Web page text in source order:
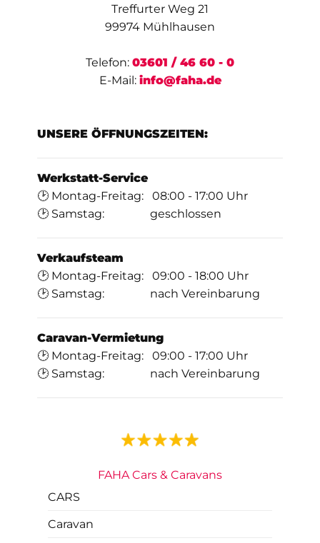
Treffurter Weg 21
99974 Mühlhausen
Telefon: 03601 / 46 60 - 0
E-Mail: info@faha.de
UNSERE ÖFFNUNGSZEITEN:
Werkstatt-Service
🕑 Montag-Freitag: 08:00 - 17:00 Uhr
🕑 Samstag: geschlossen
Verkaufsteam
🕑 Montag-Freitag: 09:00 - 18:00 Uhr
🕑 Samstag: nach Vereinbarung
Caravan-Vermietung
🕑 Montag-Freitag: 09:00 - 17:00 Uhr
🕑 Samstag: nach Vereinbarung
FAHA Cars & Caravans
CARS
Caravan